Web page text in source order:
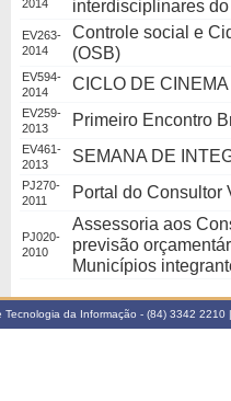
2014
interdisciplinares
EV263-
2014
Controle social e
(OSB)
EV594-
2014
CICLO DE
EV259-
2013
Primeiro Encontro
EV461-
2013
SEMANA DE
PJ270-
2011
Portal do Consultor
PJ020-
2010
Assessoria aos
previsão
Municípios
Tecnologia da Informação - (84) 3342